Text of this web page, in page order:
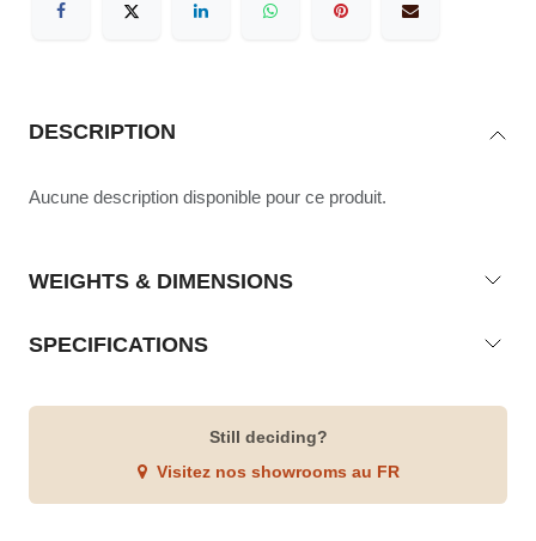
DESCRIPTION
Aucune description disponible pour ce produit.
WEIGHTS & DIMENSIONS
SPECIFICATIONS
Still deciding?
Visitez nos showrooms au FR